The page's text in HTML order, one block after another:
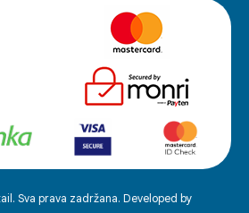
Sva prava zadržana. Developed by